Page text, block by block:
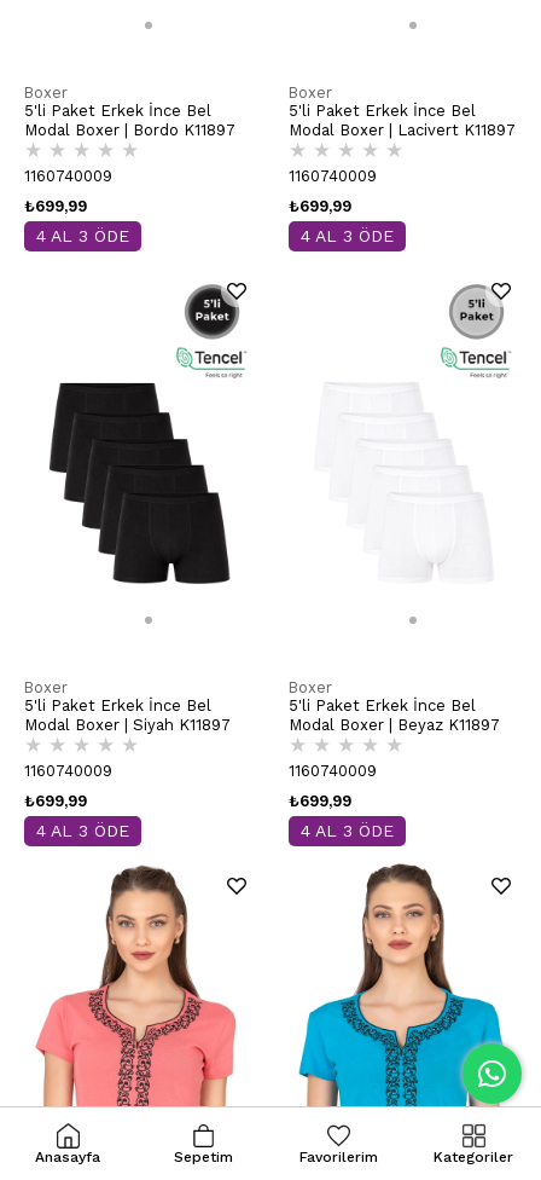
Boxer
5'li Paket Erkek İnce Bel
Modal Boxer | Bordo K11897
★ ★ ★ ★ ★
1160740009
₺699,99
4 AL 3 ÖDE
Boxer
5'li Paket Erkek İnce Bel
Modal Boxer | Lacivert K11897
★ ★ ★ ★ ★
1160740009
₺699,99
4 AL 3 ÖDE
Boxer
5'li Paket Erkek İnce Bel
Modal Boxer | Siyah K11897
★ ★ ★ ★ ★
1160740009
₺699,99
4 AL 3 ÖDE
Boxer
5'li Paket Erkek İnce Bel
Modal Boxer | Beyaz K11897
★ ★ ★ ★ ★
1160740009
₺699,99
4 AL 3 ÖDE
Anasayfa Sepetim Favorilerim Kategoriler